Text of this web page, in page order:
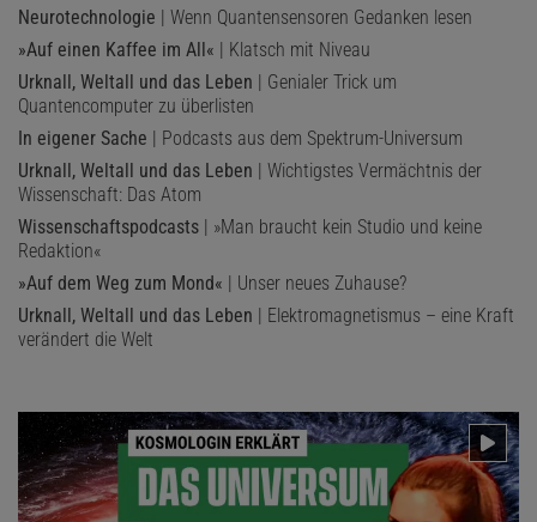
Neurotechnologie | Wenn Quantensensoren Gedanken lesen
»Auf einen Kaffee im All« | Klatsch mit Niveau
Urknall, Weltall und das Leben | Genialer Trick um
Quantencomputer zu überlisten
In eigener Sache | Podcasts aus dem Spektrum-Universum
Urknall, Weltall und das Leben | Wichtigstes Vermächtnis der
Wissenschaft: Das Atom
Wissenschaftspodcasts | »Man braucht kein Studio und keine
Redaktion«
»Auf dem Weg zum Mond« | Unser neues Zuhause?
Urknall, Weltall und das Leben | Elektromagnetismus – eine Kraft
verändert die Welt